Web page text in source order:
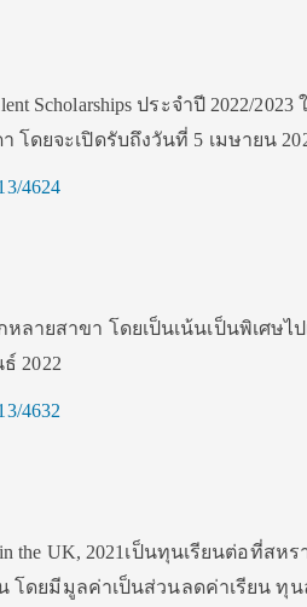
Scholarships ประจำปี 2022/2023
โดยจะเปิดรับถึงวันที่ 5 เมษายน
4624
ลายสาขา โดยเป็นเน้นเป็นพิเศษไป
2022
4632
in the UK, 2021เป็นทุนเรียนต่อที่สหร
ดยมีมูลค่าเป็นส่วนลดค่าเรียน ทุน